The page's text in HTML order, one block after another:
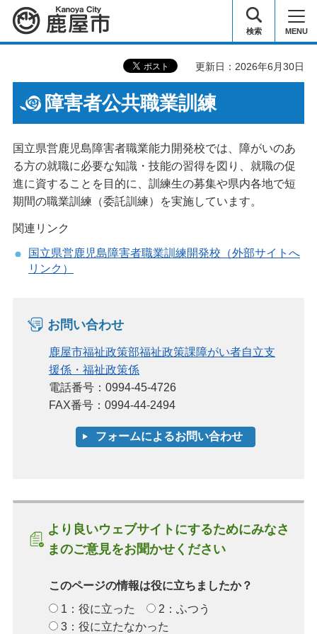
鹿屋市 検索 MENU
更新日：2026年6月30日
障害者公共職業訓練
国立県営鹿児島障害者職業能力開発校では、障がいのあ
る方の就職に必要な知識・技能の習得を図り、就職の促
進に資することを目的に、訓練生の募集や県内各地で短
期間の職業訓練（委託訓練）を実施しています。
関連リンク
国立県営鹿児島障害者職業訓練開発校（外部サイトへ
リンク）
お問い合わせ
鹿屋市福祉政策部福祉政策課障がい者自立支
援係・福祉政策係
電話番号：0994-45-4726
FAX番号：0994-44-2494
より良いウェブサイトにするためにみなさ
まのご意見をお聞かせください
このページの情報は役に立ちましたか？
1：役に立った
2：ふつう
3：役に立たなかった